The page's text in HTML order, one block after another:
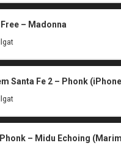
Free – Madonna
Santa Fe 2 – Phonk
– Midu Echoing